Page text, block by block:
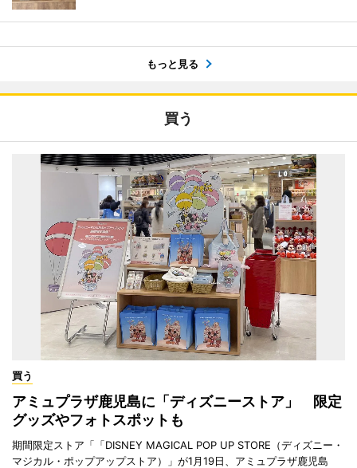
もっと見る
買う
買う
アミュプラザ鹿児島に「ディズニーストア」 限定
グッズやフォトスポットも
期間限定ストア「「DISNEY MAGICAL POP UP STORE（ディズニー・
マジカル・ポップアップストア）」が1月19日、アミュプラザ鹿児島